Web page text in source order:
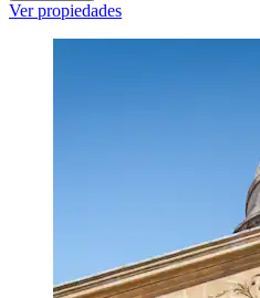
Ver propiedades